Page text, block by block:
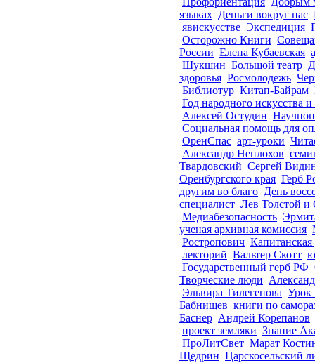
языках Деньги вокруг нас
явискусстве Экспедиция
Осторожно Книги
России Елена Кубаевская
Шукшин Большой театр
здоровья Росмолодежь
Библиотур Китап-Байрам
Год народного искусства
Алексей Остудин Научпоп
Социальная помощь для
ОренСпас арт-уроки
Александр Неплохов
Твардовский Сергей
Оренбургского края Герб
другим во благо День
специалист Лев Толстой и
Медиабезопасность
ученая архивная комиссия
Ростропович Капитанская
лекторий Вальтер Скотт
Государственный герб РФ
Творческие люди
Эльвира Тилегенова
Бабнищев книги по
Баснер Андрей Корепанов
проект земляки Знание
ПроЛитСвет Марат
Щедрин Царскосельский